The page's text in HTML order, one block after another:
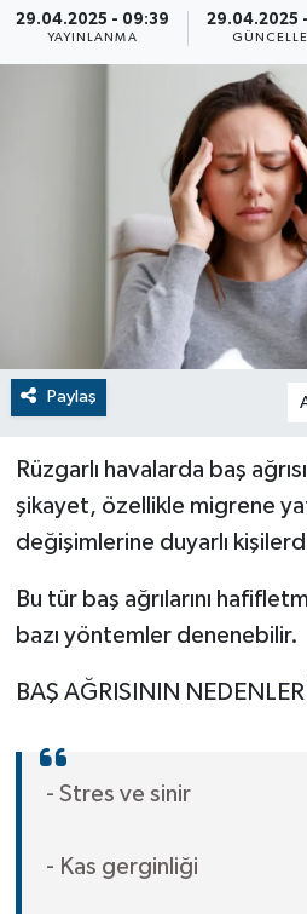
29.04.2025 - 09:39
YAYINLANMA
29.04.2025
Paylaş
Rüzgarlı havalarda baş
şikayet, özellikle migrene
değişimlerine duyarlı
Bu tür baş ağrılarını
bazı yöntemler denenebilir.
BAŞ AĞRISININ NEDENLERİ
- Stres ve sinir
- Kas gerginliği
Dünya